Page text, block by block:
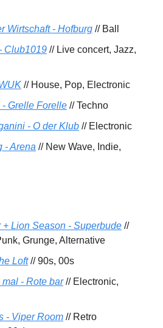
Wirtschaft - Hofburg // Ball
Club1019 // Live concert, Jazz,
// House, Pop, Electronic
Grelle Forelle // Techno
- O der Klub // Electronic
- Arena // New Wave, Indie,
+ Lion Season - Superbude //
Grunge, Alternative
Loft// 90s, 00s
- Rote bar// Electronic,
- Viper Room // Retro